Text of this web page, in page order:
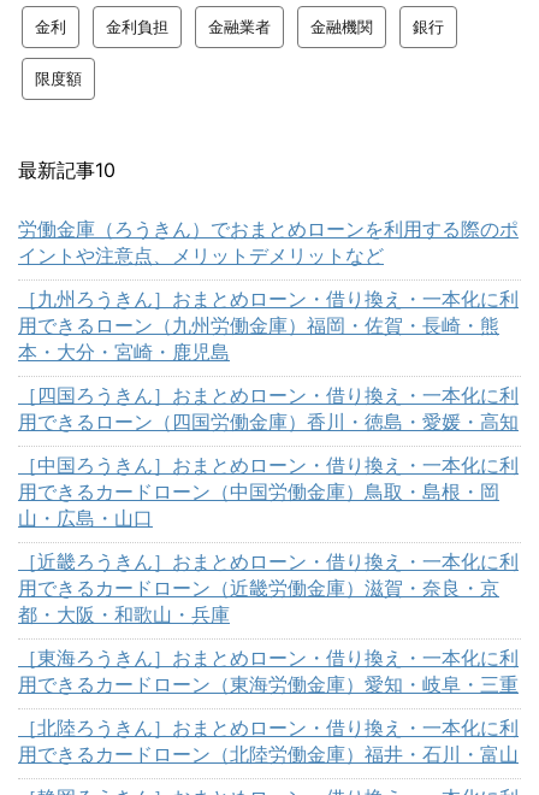
金利 金利負担 金融業者 金融機関 銀行
限度額
最新記事10
労働金庫（ろうきん）でおまとめローンを利用する際のポ
イントや注意点、メリットデメリットなど
［九州ろうきん］おまとめローン・借り換え・一本化に利
用できるローン（九州労働金庫）福岡・佐賀・長崎・熊
本・大分・宮崎・鹿児島
［四国ろうきん］おまとめローン・借り換え・一本化に利
用できるローン（四国労働金庫）香川・徳島・愛媛・高知
［中国ろうきん］おまとめローン・借り換え・一本化に利
用できるカードローン（中国労働金庫）鳥取・島根・岡
山・広島・山口
［近畿ろうきん］おまとめローン・借り換え・一本化に利
用できるカードローン（近畿労働金庫）滋賀・奈良・京
都・大阪・和歌山・兵庫
［東海ろうきん］おまとめローン・借り換え・一本化に利
用できるカードローン（東海労働金庫）愛知・岐阜・三重
［北陸ろうきん］おまとめローン・借り換え・一本化に利
用できるカードローン（北陸労働金庫）福井・石川・富山